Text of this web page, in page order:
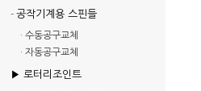
- 공작기계용 스핀들
· 수동공구교체
· 자동공구교체
▶ 로터리조인트